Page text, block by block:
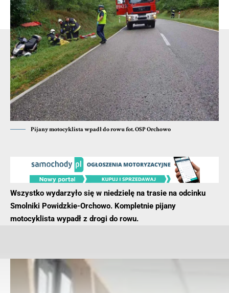
KPP w Pile
- Reklama -
Pijany motocyklista wpadł do rowu fot. OSP Orchowo
Wszystko wydarzyło się w niedzielę na trasie na odcinku
Smolniki Powidzkie-Orchowo. Kompletnie pijany
motocyklista wypadł z drogi do rowu.